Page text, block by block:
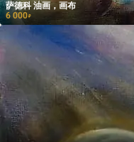
萨德科 油画，画布
6 000₽